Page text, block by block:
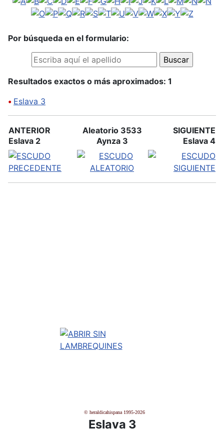
Por búsqueda en el formulario:
Resultados exactos o más aproximados: 1
• Eslava 3
ANTERIOR
Eslava 2
Aleatorio 3533
Aynza 3
SIGUIENTE
Eslava 4
© heraldicahispana 1995-2026
Eslava 3